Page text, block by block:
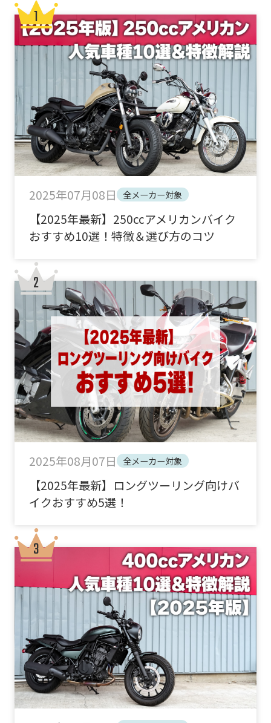
2025年07月08日 全メーカー対象
【2025年最新】250ccアメリカンバイク
おすすめ10選！特徴＆選び方のコツ
2025年08月07日 全メーカー対象
【2025年最新】ロングツーリング向けバ
イクおすすめ5選！